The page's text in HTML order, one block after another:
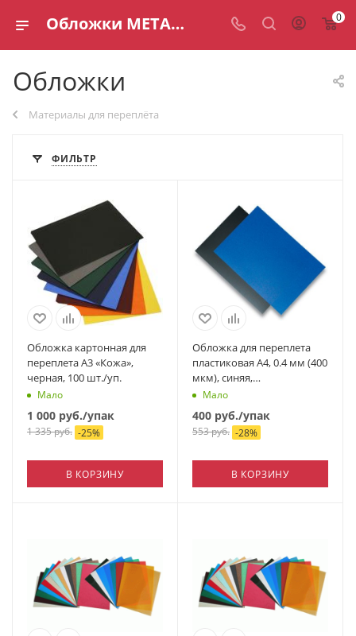
Обложки METALBIND — каталог 0
Обложки
Материалы для переплёта
ФИЛЬТР
Обложка картонная для
переплета А3 «Кожа»,
черная, 100 шт./уп.
Мало
1 000 руб./упак
1 335руб. -25%
В КОРЗИНУ
Обложка для переплета
пластиковая А4, 0.4 мм (400
мкм), синяя,
непрозрачная, 50 шт./уп.
Мало
400 руб./упак
553руб. -28%
В КОРЗИНУ